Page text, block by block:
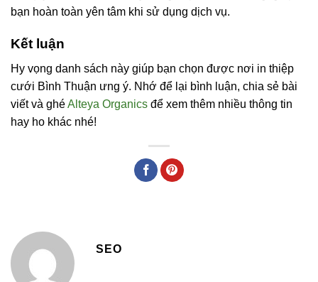
bạn hoàn toàn yên tâm khi sử dụng dịch vụ.
Kết luận
Hy vọng danh sách này giúp bạn chọn được nơi in thiệp
cưới Bình Thuận ưng ý. Nhớ để lại bình luận, chia sẻ bài
viết và ghéAlteya Organics để xem thêm nhiều thông tin
hay ho khác nhé!
SEO